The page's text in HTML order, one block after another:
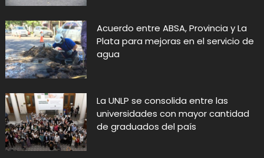
Acuerdo entre ABSA, Provincia y La
Plata para mejoras en el servicio de
agua
La UNLP se consolida entre las
universidades con mayor cantidad
de graduados del país